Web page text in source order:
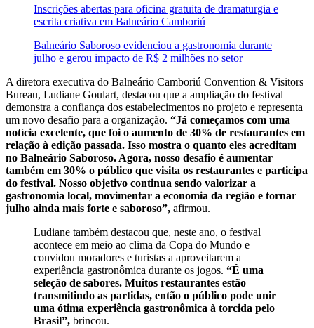
Inscrições abertas para oficina gratuita de dramaturgia e
escrita criativa em Balneário Camboriú
Balneário Saboroso evidenciou a gastronomia durante
julho e gerou impacto de R$ 2 milhões no setor
A diretora executiva do Balneário Camboriú Convention & Visitors
Bureau, Ludiane Goulart, destacou que a ampliação do festival
demonstra a confiança dos estabelecimentos no projeto e representa
um novo desafio para a organização. “Já começamos com uma
notícia excelente, que foi o aumento de 30% de restaurantes em
relação à edição passada. Isso mostra o quanto eles acreditam
no Balneário Saboroso. Agora, nosso desafio é aumentar
também em 30% o público que visita os restaurantes e participa
do festival. Nosso objetivo continua sendo valorizar a
gastronomia local, movimentar a economia da região e tornar
julho ainda mais forte e saboroso”, afirmou.
Ludiane também destacou que, neste ano, o festival
acontece em meio ao clima da Copa do Mundo e
convidou moradores e turistas a aproveitarem a
experiência gastronômica durante os jogos. “É uma
seleção de sabores. Muitos restaurantes estão
transmitindo as partidas, então o público pode unir
uma ótima experiência gastronômica à torcida pelo
Brasil”, brincou.